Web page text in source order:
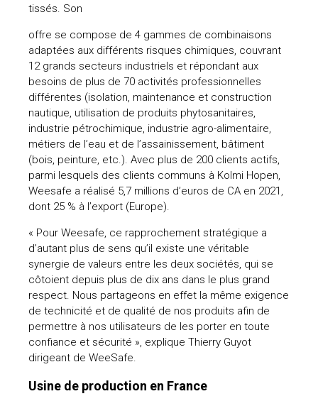
tissés. Son
offre se compose de 4 gammes de combinaisons
adaptées aux différents risques chimiques, couvrant
12 grands secteurs industriels et répondant aux
besoins de plus de 70 activités professionnelles
différentes (isolation, maintenance et construction
nautique, utilisation de produits phytosanitaires,
industrie pétrochimique, industrie agro-alimentaire,
métiers de l’eau et de l’assainissement, bâtiment
(bois, peinture, etc.). Avec plus de 200 clients actifs,
parmi lesquels des clients communs à Kolmi Hopen,
Weesafe a réalisé 5,7 millions d’euros de CA en 2021,
dont 25 % à l’export (Europe).
« Pour Weesafe, ce rapprochement stratégique a
d’autant plus de sens qu’il existe une véritable
synergie de valeurs entre les deux sociétés, qui se
côtoient depuis plus de dix ans dans le plus grand
respect. Nous partageons en effet la même exigence
de technicité et de qualité de nos produits afin de
permettre à nos utilisateurs de les porter en toute
confiance et sécurité », explique Thierry Guyot
dirigeant de WeeSafe.
Usine de production en France